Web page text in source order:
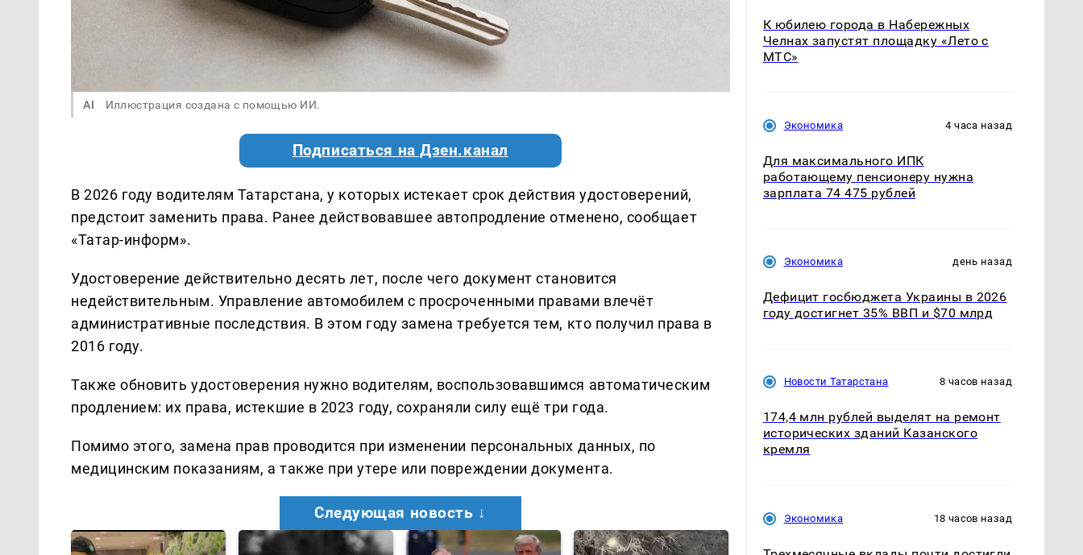
AI Иллюстрация создана с помощью ИИ.
Подписаться на Дзен.канал
В 2026 году водителям Татарстана, у которых истекает срок действия удостоверений,
предстоит заменить права. Ранее действовавшее автопродление отменено, сообщает
«Татар-информ».
Удостоверение действительно десять лет, после чего документ становится
недействительным. Управление автомобилем с просроченными правами влечёт
административные последствия. В этом году замена требуется тем, кто получил права в
2016 году.
Также обновить удостоверения нужно водителям, воспользовавшимся автоматическим
продлением: их права, истекшие в 2023 году, сохраняли силу ещё три года.
Помимо этого, замена прав проводится при изменении персональных данных, по
медицинским показаниям, а также при утере или повреждении документа.
Следующая новость ↓
К юбилею города в Набережных
Челнах запустят площадку «Лето с
МТС»
Экономика 4 часа назад
Для максимального ИПК
работающему пенсионеру нужна
зарплата 74 475 рублей
Экономика день назад
Дефицит госбюджета Украины в 2026
году достигнет 35% ВВП и $70 млрд
Новости Татарстана 8 часов назад
174,4 млн рублей выделят на ремонт
исторических зданий Казанского
кремля
Экономика 18 часов назад